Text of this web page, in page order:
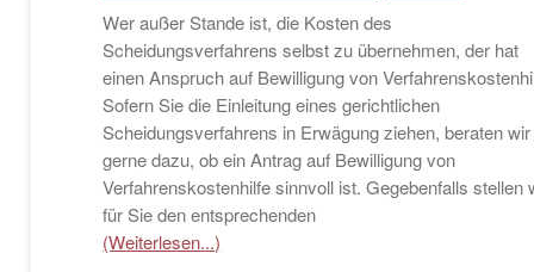
Wer außer Stande ist, die Kosten des
Scheidungsverfahrens selbst zu übernehmen, der hat
einen Anspruch auf Bewilligung von
Sofern Sie die Einleitung eines gerichtlichen
Scheidungsverfahrens in Erwägung ziehen, beraten
gerne dazu, ob ein Antrag auf Bewilligung von
Verfahrenskostenhilfe sinnvoll ist. Gegebenfalls stellen
für Sie den entsprechenden
(Weiterlesen...)